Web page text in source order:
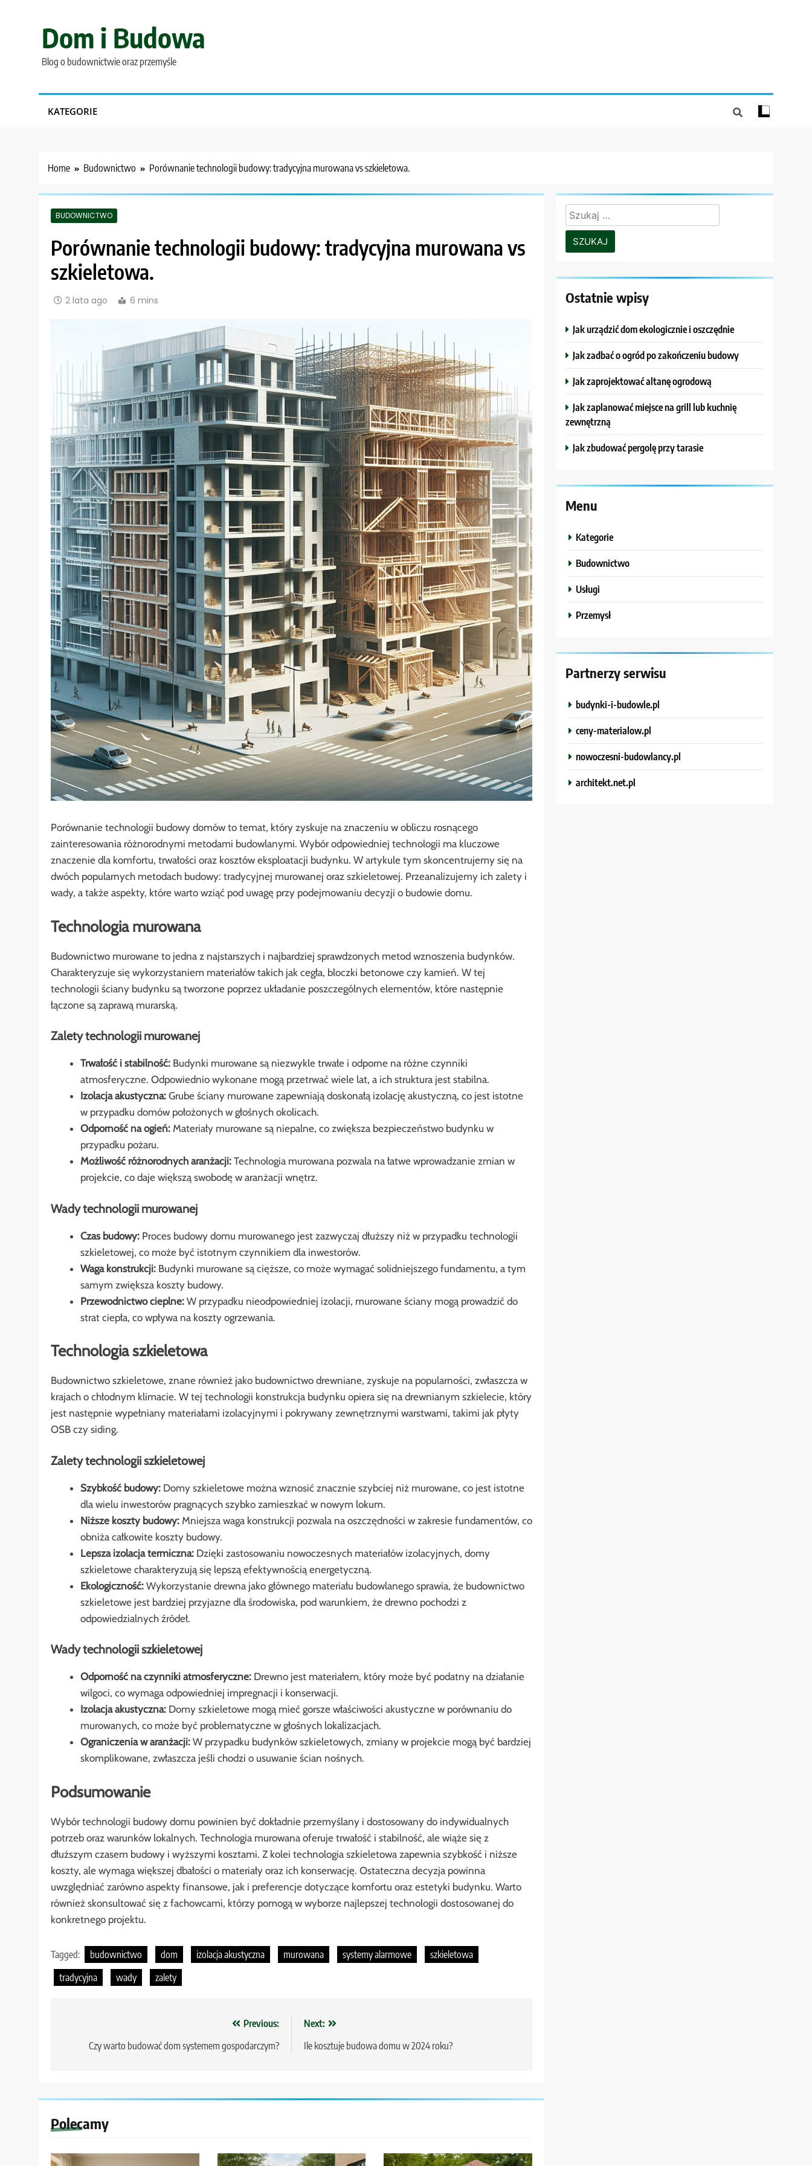
Dom i Budowa
Blog o budownictwie oraz przemyśle
KATEGORIE
Home Budownictwo Porównanie technologii budowy: tradycyjna murowana vs szkieletowa.
BUDOWNICTWO
Porównanie technologii budowy: tradycyjna murowana vs
szkieletowa.
2 lata ago 6 mins
Porównanie technologii budowy domów to temat, który zyskuje na znaczeniu w obliczu rosnącego
zainteresowania różnorodnymi metodami budowlanymi. Wybór odpowiedniej technologii ma kluczowe
znaczenie dla komfortu, trwałości oraz kosztów eksploatacji budynku. W artykule tym skoncentrujemy się na
dwóch popularnych metodach budowy: tradycyjnej murowanej oraz szkieletowej. Przeanalizujemy ich zalety i
wady, a także aspekty, które warto wziąć pod uwagę przy podejmowaniu decyzji o budowie domu.
Technologia murowana
Budownictwo murowane to jedna z najstarszych i najbardziej sprawdzonych metod wznoszenia budynków.
Charakteryzuje się wykorzystaniem materiałów takich jak cegła, bloczki betonowe czy kamień. W tej
technologii ściany budynku są tworzone poprzez układanie poszczególnych elementów, które następnie
łączone są zaprawą murarską.
Zalety technologii murowanej
Trwałość i stabilność:Budynki murowane są niezwykle trwałe i odporne na różne czynniki
atmosferyczne. Odpowiednio wykonane mogą przetrwać wiele lat, a ich struktura jest stabilna.
Izolacja akustyczna:Grube ściany murowane zapewniają doskonałą izolację akustyczną, co jest istotne
w przypadku domów położonych w głośnych okolicach.
Odporność na ogień:Materiały murowane są niepalne, co zwiększa bezpieczeństwo budynku w
przypadku pożaru.
Możliwość różnorodnych aranżacji:Technologia murowana pozwala na łatwe wprowadzanie zmian w
projekcie, co daje większą swobodę w aranżacji wnętrz.
Wady technologii murowanej
Czas budowy:Proces budowy domu murowanego jest zazwyczaj dłuższy niż w przypadku technologii
szkieletowej, co może być istotnym czynnikiem dla inwestorów.
Waga konstrukcji:Budynki murowane są cięższe, co może wymagać solidniejszego fundamentu, a tym
samym zwiększa koszty budowy.
Przewodnictwo cieplne:W przypadku nieodpowiedniej izolacji, murowane ściany mogą prowadzić do
strat ciepła, co wpływa na koszty ogrzewania.
Technologia szkieletowa
Budownictwo szkieletowe, znane również jako budownictwo drewniane, zyskuje na popularności, zwłaszcza w
krajach o chłodnym klimacie. W tej technologii konstrukcja budynku opiera się na drewnianym szkielecie, który
jest następnie wypełniany materiałami izolacyjnymi i pokrywany zewnętrznymi warstwami, takimi jak płyty
OSB czy siding.
Zalety technologii szkieletowej
Szybkość budowy:Domy szkieletowe można wznosić znacznie szybciej niż murowane, co jest istotne
dla wielu inwestorów pragnących szybko zamieszkać w nowym lokum.
Niższe koszty budowy:Mniejsza waga konstrukcji pozwala na oszczędności w zakresie fundamentów, co
obniża całkowite koszty budowy.
Lepsza izolacja termiczna:Dzięki zastosowaniu nowoczesnych materiałów izolacyjnych, domy
szkieletowe charakteryzują się lepszą efektywnością energetyczną.
Ekologiczność:Wykorzystanie drewna jako głównego materiału budowlanego sprawia, że budownictwo
szkieletowe jest bardziej przyjazne dla środowiska, pod warunkiem, że drewno pochodzi z
odpowiedzialnych źródeł.
Wady technologii szkieletowej
Odporność na czynniki atmosferyczne:Drewno jest materiałem, który może być podatny na działanie
wilgoci, co wymaga odpowiedniej impregnacji i konserwacji.
Izolacja akustyczna:Domy szkieletowe mogą mieć gorsze właściwości akustyczne w porównaniu do
murowanych, co może być problematyczne w głośnych lokalizacjach.
Ograniczenia w aranżacji:W przypadku budynków szkieletowych, zmiany w projekcie mogą być bardziej
skomplikowane, zwłaszcza jeśli chodzi o usuwanie ścian nośnych.
Podsumowanie
Wybór technologii budowy domu powinien być dokładnie przemyślany i dostosowany do indywidualnych
potrzeb oraz warunków lokalnych. Technologia murowana oferuje trwałość i stabilność, ale wiąże się z
dłuższym czasem budowy i wyższymi kosztami. Z kolei technologia szkieletowa zapewnia szybkość i niższe
koszty, ale wymaga większej dbałości o materiały oraz ich konserwację. Ostateczna decyzja powinna
uwzględniać zarówno aspekty finansowe, jak i preferencje dotyczące komfortu oraz estetyki budynku. Warto
również skonsultować się z fachowcami, którzy pomogą w wyborze najlepszej technologii dostosowanej do
konkretnego projektu.
Tagged: budownictwo dom izolacja akustyczna murowana systemy alarmowe
szkieletowa
tradycyjna
wady zalety
wpisu
Previous:
Czy warto budować dom systemem gospodarczym?
Next:
Ile kosztuje budowa domu w 2024 roku?
Polecamy
Szukaj:
Ostatnie wpisy
Jak urządzić dom ekologicznie i oszczędnie
Jak zadbać o ogród po zakończeniu budowy
Jak zaprojektować altanę ogrodową
Jak zaplanować miejsce na grill lub kuchnię
zewnętrzną
Jak zbudować pergolę przy tarasie
Menu
Kategorie
Budownictwo
Usługi
Przemysł
Partnerzy serwisu
budynki-i-budowle.pl
ceny-materialow.pl
nowoczesni-budowlancy.pl
architekt.net.pl